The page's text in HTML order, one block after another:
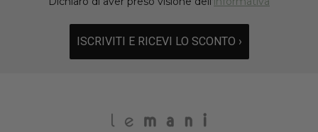
ISCRIVITI E RICEVI LO SCONTO ›